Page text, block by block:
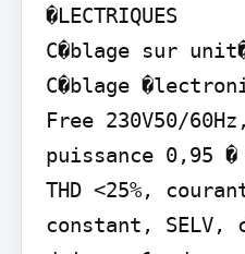
�LECTRIQUES
C�blage sur
C�blage
Free 230V50/
puissance 0,95
THD <25%,
constant,